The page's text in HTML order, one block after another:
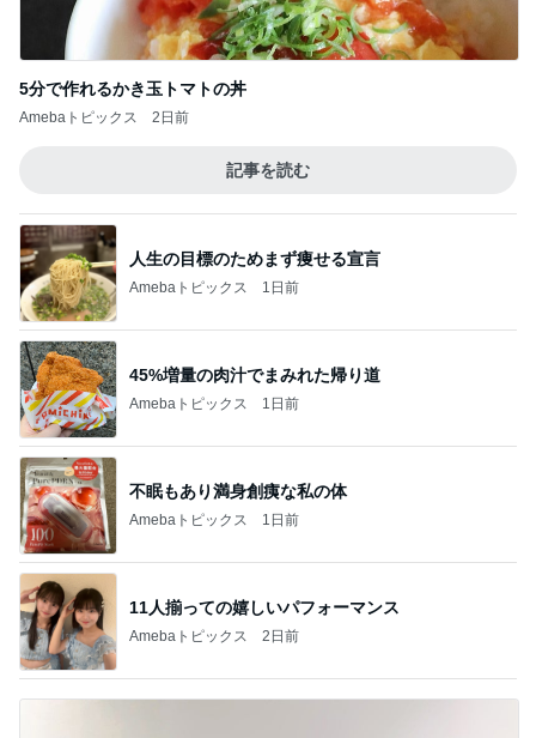
5分で作れるかき玉トマトの丼
Amebaトピックス 2日前
記事を読む
人生の目標のためまず痩せる宣言
Amebaトピックス 1日前
45%増量の肉汁でまみれた帰り道
Amebaトピックス 1日前
不眠もあり満身創痍な私の体
Amebaトピックス 1日前
11人揃っての嬉しいパフォーマンス
Amebaトピックス 2日前